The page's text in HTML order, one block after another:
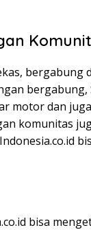
bergabung,
motor dan
komunitas
bisa